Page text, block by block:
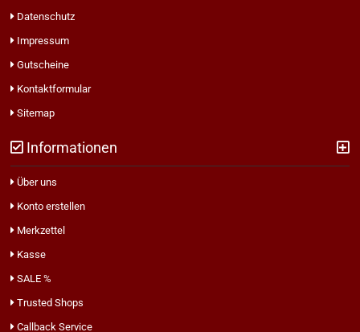
Datenschutz
Impressum
Gutscheine
Kontaktformular
Sitemap
Informationen
Über uns
Konto erstellen
Merkzettel
Kasse
SALE %
Trusted Shops
Callback Service